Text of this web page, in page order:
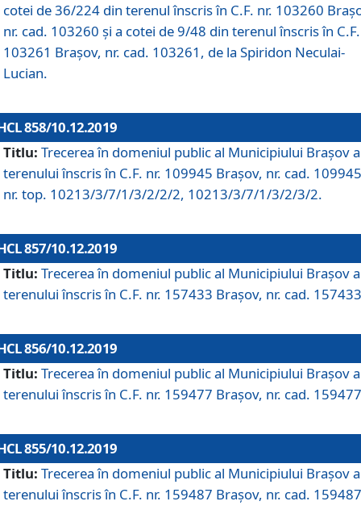
cotei de 36/224 din terenul înscris în C.F. nr. 103260
nr. cad. 103260 și a cotei de 9/48 din terenul înscris în
103261 Brașov, nr. cad. 103261, de la Spiridon Neculai-
Lucian.
858/10.12.2019
Titlu: Trecerea în domeniul public al Municipiului Braşov a
terenului înscris în C.F. nr. 109945 Brașov, nr. cad.
nr. top. 10213/3/7/1/3/2/2/2, 10213/3/7/1/3/2/3/2.
857/10.12.2019
Titlu: Trecerea în domeniul public al Municipiului Braşov a
terenului înscris în C.F. nr. 157433 Brașov, nr. cad.
856/10.12.2019
Titlu: Trecerea în domeniul public al Municipiului Braşov a
terenului înscris în C.F. nr. 159477 Brașov, nr. cad.
855/10.12.2019
Titlu: Trecerea în domeniul public al Municipiului Braşov a
terenului înscris în C.F. nr. 159487 Brașov, nr. cad.